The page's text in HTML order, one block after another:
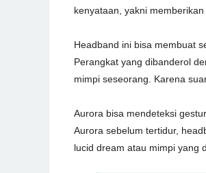
kenyataan, yakni
Headband ini bisa membuat
Perangkat yang dibanderol
mimpi seseorang. Karena
Aurora bisa mendeteksi
Aurora sebelum tertidur,
lucid dream atau mimpi yang